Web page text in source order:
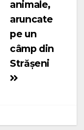
animale,
aruncate
pe un
câmp din
Strășeni